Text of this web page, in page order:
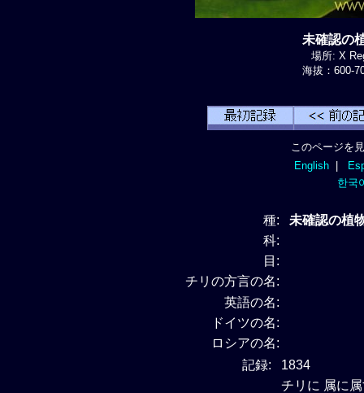
未確認の
場所: X
海拔：600-
このページを
English|
한국
種:
未確認の植
科:
目:
チリの方言の名:
英語の名:
ドイツの名:
ロシアの名:
記録:
1834
チリに 属に